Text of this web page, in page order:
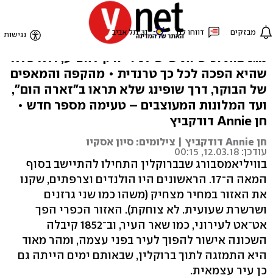
קפה מעבר לנהר
וויליאמסבורג שבברוקלין היא אחת השכונות הכי
מגניבות וכיפיות שיש לניו־יורק להציע, ולא פלא
שהיא הפכה לכל כך טרנדית • מהקפה והמאפים
של הבוקר, דרך שופינג שלא תראו ב"זארה הום",
ועד המלונות המעוצבים – טעימה מספר חדש •
חן Annie דודקביץ
חן Annie דודקביץ | צילומים: סיון אסקיו
עודכן: 12.03.18, 00:15
בוויליאמסבורג שבברוקלין התחילו להתיישב בסוף
המאה ה־17. הראשונים היו הולנדים וצרפתים, שקנו
את האזור במחיר מצחיק (משהו כמו שני גרזנים
ושרשרת שעועית. לא צוחקת). האזור הכפרי הפך
אט־אט לעירוני, כמו שאר העיר, וב־1852 קיבלה
השכונה אישור להפוך לעיר בפני עצמה, ומהר מאוד
היא התמזגה לתוך ברוקלין, שבאותם ימים הייתה גם
כן עיר עצמאית.